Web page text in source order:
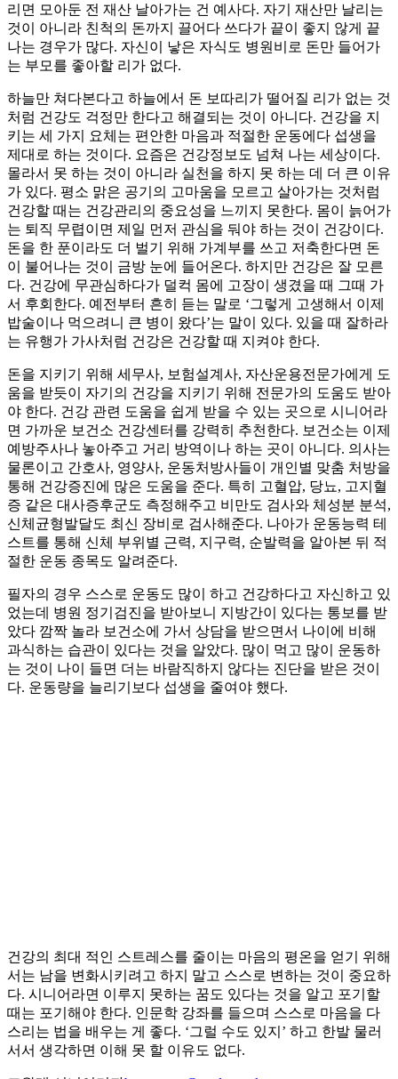
리면 모아둔 전 재산 날아가는 건 예사다. 자기 재산만 날리는
것이 아니라 친척의 돈까지 끌어다 쓰다가 끝이 좋지 않게 끝
나는 경우가 많다. 자신이 낳은 자식도 병원비로 돈만 들어가
는 부모를 좋아할 리가 없다.
하늘만 쳐다본다고 하늘에서 돈 보따리가 떨어질 리가 없는 것
처럼 건강도 걱정만 한다고 해결되는 것이 아니다. 건강을 지
키는 세 가지 요체는 편안한 마음과 적절한 운동에다 섭생을
제대로 하는 것이다. 요즘은 건강정보도 넘쳐 나는 세상이다.
몰라서 못 하는 것이 아니라 실천을 하지 못 하는 데 더 큰 이유
가 있다. 평소 맑은 공기의 고마움을 모르고 살아가는 것처럼
건강할 때는 건강관리의 중요성을 느끼지 못한다. 몸이 늙어가
는 퇴직 무렵이면 제일 먼저 관심을 둬야 하는 것이 건강이다.
돈을 한 푼이라도 더 벌기 위해 가계부를 쓰고 저축한다면 돈
이 불어나는 것이 금방 눈에 들어온다. 하지만 건강은 잘 모른
다. 건강에 무관심하다가 덜컥 몸에 고장이 생겼을 때 그때 가
서 후회한다. 예전부터 흔히 듣는 말로 ‘그렇게 고생해서 이제
밥술이나 먹으려니 큰 병이 왔다’는 말이 있다. 있을 때 잘하라
는 유행가 가사처럼 건강은 건강할 때 지켜야 한다.
돈을 지키기 위해 세무사, 보험설계사, 자산운용전문가에게 도
움을 받듯이 자기의 건강을 지키기 위해 전문가의 도움도 받아
야 한다. 건강 관련 도움을 쉽게 받을 수 있는 곳으로 시니어라
면 가까운 보건소 건강센터를 강력히 추천한다. 보건소는 이제
예방주사나 놓아주고 거리 방역이나 하는 곳이 아니다. 의사는
물론이고 간호사, 영양사, 운동처방사들이 개인별 맞춤 처방을
통해 건강증진에 많은 도움을 준다. 특히 고혈압, 당뇨, 고지혈
증 같은 대사증후군도 측정해주고 비만도 검사와 체성분 분석,
신체균형발달도 최신 장비로 검사해준다. 나아가 운동능력 테
스트를 통해 신체 부위별 근력, 지구력, 순발력을 알아본 뒤 적
절한 운동 종목도 알려준다.
필자의 경우 스스로 운동도 많이 하고 건강하다고 자신하고 있
었는데 병원 정기검진을 받아보니 지방간이 있다는 통보를 받
았다 깜짝 놀라 보건소에 가서 상담을 받으면서 나이에 비해
과식하는 습관이 있다는 것을 알았다. 많이 먹고 많이 운동하
는 것이 나이 들면 더는 바람직하지 않다는 진단을 받은 것이
다. 운동량을 늘리기보다 섭생을 줄여야 했다.
건강의 최대 적인 스트레스를 줄이는 마음의 평온을 얻기 위해
서는 남을 변화시키려고 하지 말고 스스로 변하는 것이 중요하
다. 시니어라면 이루지 못하는 꿈도 있다는 것을 알고 포기할
때는 포기해야 한다. 인문학 강좌를 들으며 스스로 마음을 다
스리는 법을 배우는 게 좋다. ‘그럴 수도 있지’ 하고 한발 물러
서서 생각하면 이해 못 할 이유도 없다.